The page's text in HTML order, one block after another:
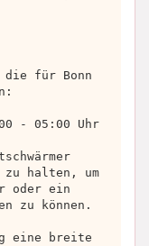
die für Bonn
- 05:00 Uhr
halten, um
oder ein
zu können.
eine breite